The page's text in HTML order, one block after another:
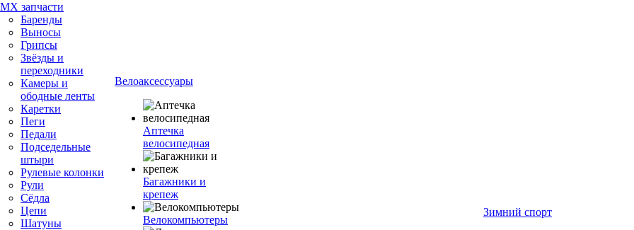
запчасти
Баренды
Выносы
Грипсы
Звёзды и
переходники
Камеры и
ободные ленты
Каретки
Пеги
Педали
Подседельные
штыри
Рулевые колонки
Рули
Сёдла
Цепи
Шатуны
Велоаксессуары
Аптечка
велосипедная
Багажники и
крепеж
Велокомпьютеры
Зимний спорт